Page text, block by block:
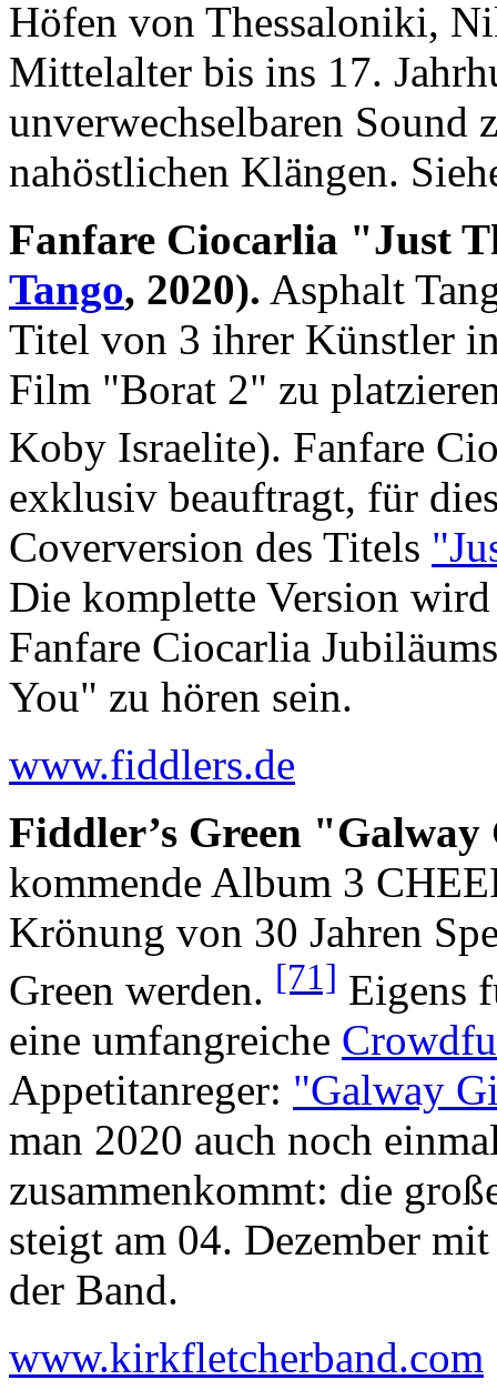
Höfen von Thessaloniki,
Mittelalter bis ins 17.
unverwechselbaren Sound
nahöstlichen Klängen.
Fanfare Ciocarlia "Just
Tango, 2020). Asphalt
Titel von 3 ihrer Künstler
Film "Borat 2" zu
Koby Israelite). Fanfare
exklusiv beauftragt, für
Coverversion des Titels
Die komplette Version
Fanfare Ciocarlia
You" zu hören sein.
www.fiddlers.de
Fiddler’s Green
kommende Album 3
Krönung von 30 Jahren
Green werden. [71] Eigens
eine umfangreiche
Appetitanreger: "Galway
man 2020 auch noch
zusammenkommt: die
steigt am 04. Dezember
der Band.
www.kirkfletcherband.com